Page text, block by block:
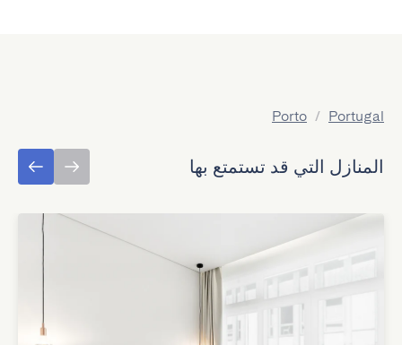
Portugal
/
Porto
المنازل التي قد تستمتع بها